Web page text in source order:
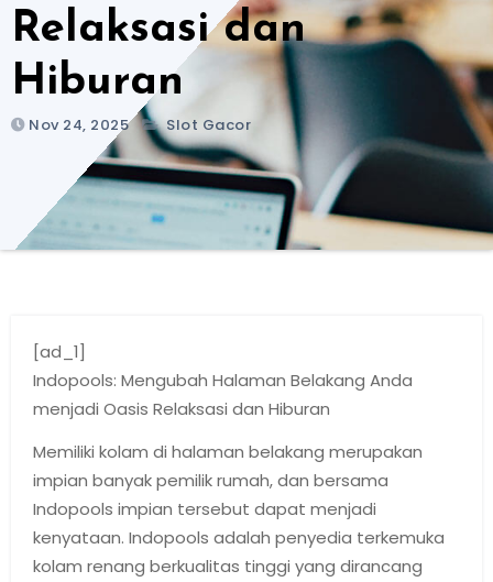
Relaksasi dan
Hiburan
Nov 24, 2025 Slot Gacor
[ad_1]
Indopools: Mengubah Halaman Belakang Anda
menjadi Oasis Relaksasi dan Hiburan
Memiliki kolam di halaman belakang merupakan
impian banyak pemilik rumah, dan bersama
Indopools impian tersebut dapat menjadi
kenyataan. Indopools adalah penyedia terkemuka
kolam renang berkualitas tinggi yang dirancang